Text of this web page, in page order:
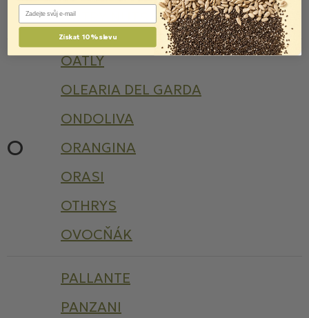
NUTRY NUTS
O
OATLY
OLEARIA DEL GARDA
ONDOLIVA
ORANGINA
ORASI
OTHRYS
OVOCŇÁK
PALLANTE
PANZANI
Email
Získat 10% slevu